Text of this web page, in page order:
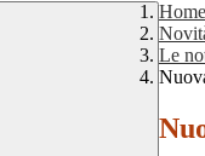
Home
Le